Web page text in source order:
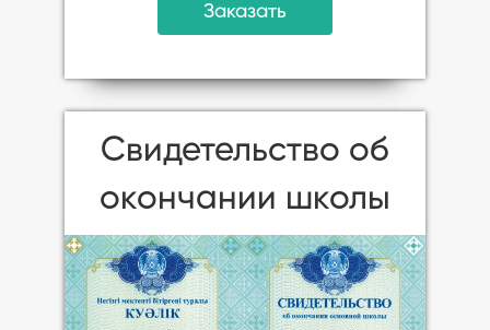
Заказать
Свидетельство об
окончании школы